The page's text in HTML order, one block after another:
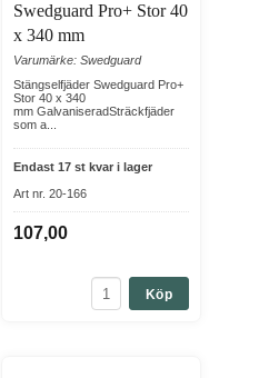
Swedguard Pro+ Stor 40
x 340 mm
Varumärke: Swedguard
Stängselfjäder Swedguard Pro+
Stor 40 x 340
mm GalvaniseradSträckfjäder
som a...
Endast 17 st kvar i lager
Art nr. 20-166
107,00
Köp